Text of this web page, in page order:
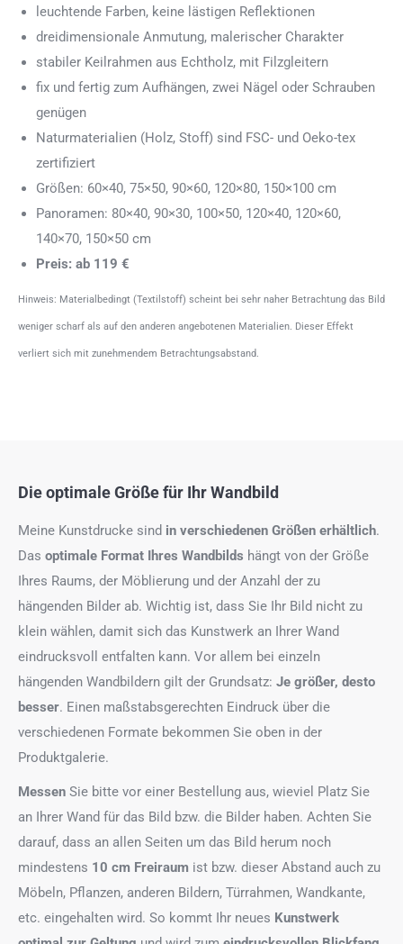
leuchtende Farben, keine lästigen Reflektionen
dreidimensionale Anmutung, malerischer Charakter
stabiler Keilrahmen aus Echtholz, mit Filzgleitern
fix und fertig zum Aufhängen, zwei Nägel oder Schrauben
genügen
Naturmaterialien (Holz, Stoff) sind FSC- und Oeko-tex
zertifiziert
Größen: 60×40, 75×50, 90×60, 120×80, 150×100 cm
Panoramen: 80×40, 90×30, 100×50, 120×40, 120×60,
140×70, 150×50 cm
Preis: ab 119 €
Hinweis: Materialbedingt (Textilstoff) scheint bei sehr naher Betrachtung das Bild
weniger scharf als auf den anderen angebotenen Materialien. Dieser Effekt
verliert sich mit zunehmendem Betrachtungsabstand.
Die optimale Größe für Ihr Wandbild
Meine Kunstdrucke sind in verschiedenen Größen erhältlich.
Das optimale Format Ihres Wandbilds hängt von der Größe
Ihres Raums, der Möblierung und der Anzahl der zu
hängenden Bilder ab. Wichtig ist, dass Sie Ihr Bild nicht zu
klein wählen, damit sich das Kunstwerk an Ihrer Wand
eindrucksvoll entfalten kann. Vor allem bei einzeln
hängenden Wandbildern gilt der Grundsatz: Je größer, desto
besser. Einen maßstabsgerechten Eindruck über die
verschiedenen Formate bekommen Sie oben in der
Produktgalerie.
Messen Sie bitte vor einer Bestellung aus, wieviel Platz Sie
an Ihrer Wand für das Bild bzw. die Bilder haben. Achten Sie
darauf, dass an allen Seiten um das Bild herum noch
mindestens 10 cm Freiraum ist bzw. dieser Abstand auch zu
Möbeln, Pflanzen, anderen Bildern, Türrahmen, Wandkante,
etc. eingehalten wird. So kommt Ihr neues Kunstwerk